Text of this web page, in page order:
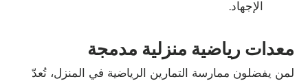
الإجهاد.
معدات رياضية منزلية مدمجة
لمن يفضلون ممارسة التمارين الرياضية في المنزل، تُعدّ